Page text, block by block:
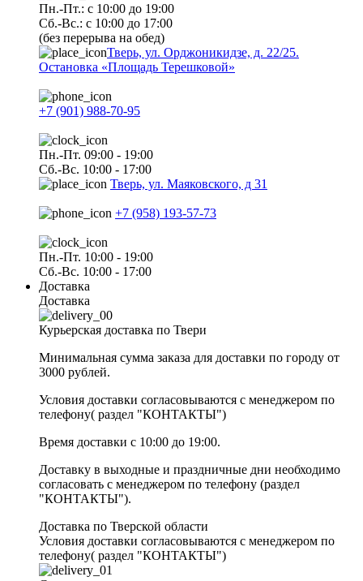
Пн.-Пт.: с 10:00 до 19:00
Сб.-Вс.: с 10:00 до 17:00
(без перерыва на обед)
Тверь, ул. Орджоникидзе, д. 22/25.
Остановка «Площадь Терешковой»
+7 (901) 988-70-95
Пн.-Пт. 09:00 - 19:00
Сб.-Вс. 10:00 - 17:00
Тверь, ул. Маяковского, д 31
+7 (958) 193-57-73
Пн.-Пт. 10:00 - 19:00
Сб.-Вс. 10:00 - 17:00
Доставка
Доставка
Курьерская доставка по Твери
Минимальная сумма заказа для доставки по городу от
3000 рублей.
Условия доставки согласовываются с менеджером по
телефону( раздел "КОНТАКТЫ")
Время доставки с 10:00 до 19:00.
Доставку в выходные и праздничные дни необходимо
согласовать с менеджером по телефону (раздел
"КОНТАКТЫ").
Доставка по Тверской области
Условия доставки согласовываются с менеджером по
телефону( раздел "КОНТАКТЫ")